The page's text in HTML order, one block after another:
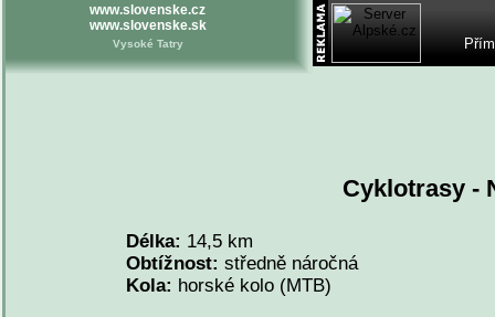
www.slovenske.cz
www.slovenske.sk
Vysoké Tatry
Cyklotrasy -
Délka: 14,5 km
Obtížnost: středně náročná
Kola: horské kolo (MTB)